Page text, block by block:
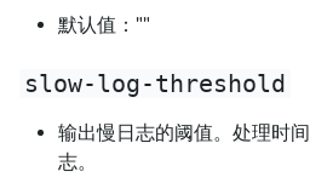
默认值：""
slow-log-threshold
输出慢日志的阈值。处理时
志。